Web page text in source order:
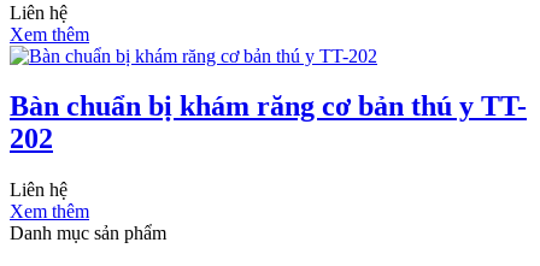
Liên hệ
Xem thêm
Bàn chuẩn bị khám răng cơ bản thú y TT-
202
Liên hệ
Xem thêm
Danh mục sản phẩm